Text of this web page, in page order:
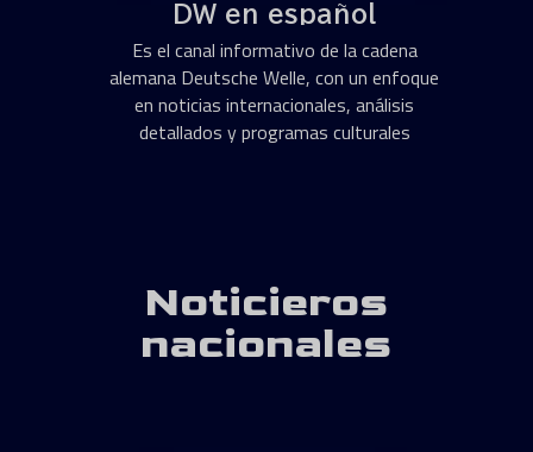
DW en español
Es el canal informativo de la cadena
alemana Deutsche Welle, con un enfoque
en noticias internacionales, análisis
detallados y programas culturales
Noticieros
nacionales